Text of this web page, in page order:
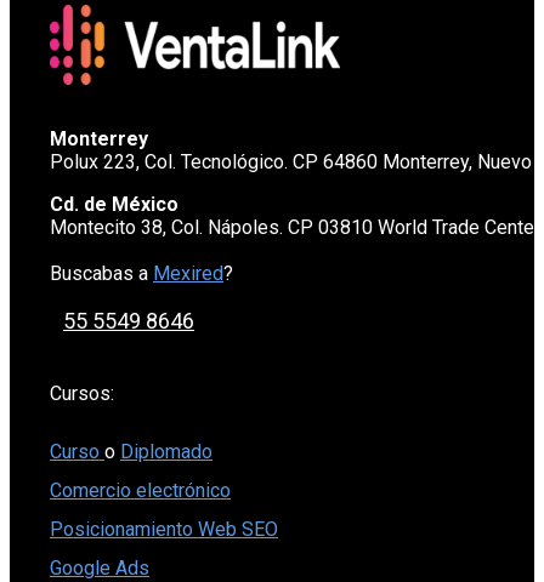
Monterrey
Polux 223, Col. Tecnológico. CP 64860 Monterrey, Nuevo
Cd. de México
Montecito 38, Col. Nápoles. CP 03810 World Trade
Buscabas a Mexired?
55 5549 8646
Cursos:
Curso o Diplomado
Comercio electrónico
Posicionamiento Web SEO
Google Ads